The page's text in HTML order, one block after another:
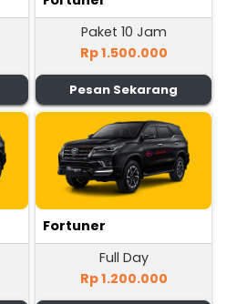
Paket 10 Jam
Rp 1.500.000
Pesan Sekarang
Fortuner
Full Day
Rp 1.200.000